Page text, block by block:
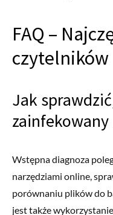
FAQ –
czytelników
Jak
Wstępna diagnoza
narzędziami online,
porównaniu plików do
jest także